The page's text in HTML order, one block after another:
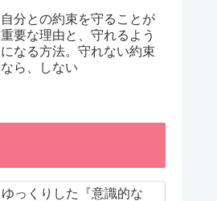
自分との約束を守ることが
重要な理由と、守れるよう
になる方法。守れない約束
なら、しない
ゆっくりした『意識的な